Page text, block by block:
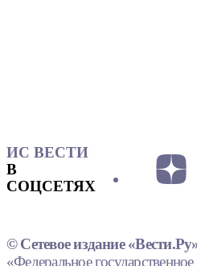
ИС ВЕСТИ
В
СОЦСЕТЯХ
© Сетевое издание
«Федеральное